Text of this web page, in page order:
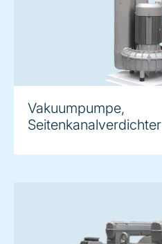
Vakuumpumpe,
Seitenkanalverdichter